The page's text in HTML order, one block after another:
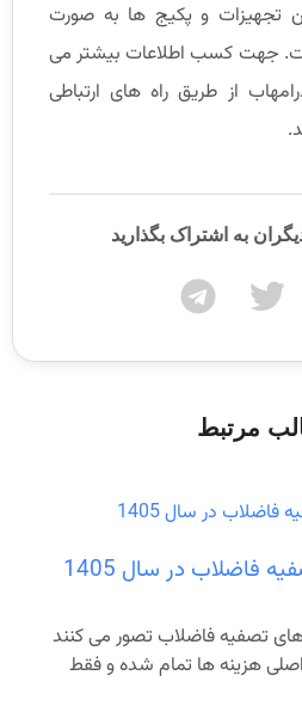
تجهیزات و پکیج ها به صورت
جهت کسب اطلاعات بیشتر می
از طریق راه های ارتباطی
به اشتراک بگذارید
مرتبط
هزینه نگهداری پکیج تصفیه فاضلاب در سال 1405
تصفیه فاضلاب تصور می کنند
هزینه ها تمام شده و فقط